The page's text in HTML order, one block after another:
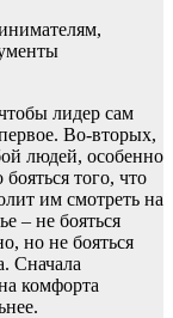
лидер сам
Во-вторых,
людей, особенно
того, что
им смотреть на
– не бояться
но не бояться
Сначала
комфорта